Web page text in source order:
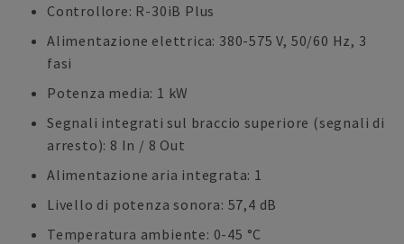
Controllore: R-30iB Plus
Alimentazione elettrica: 380-575 V, 50/60 Hz, 3
fasi
Potenza media: 1 kW
Segnali integrati sul braccio superiore (segnali di
arresto): 8 In / 8 Out
Alimentazione aria integrata: 1
Livello di potenza sonora: 57,4 dB
Temperatura ambiente: 0-45 °C